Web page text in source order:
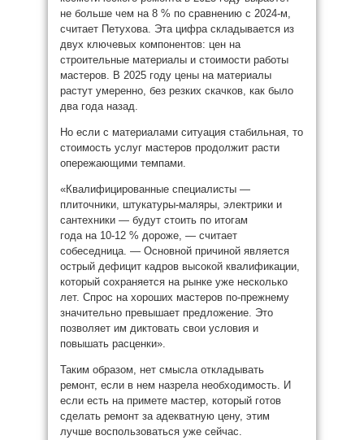
не больше чем на 8 % по сравнению с 2024-м,
считает Петухова. Эта цифра складывается из
двух ключевых компонентов: цен на
строительные материалы и стоимости работы
мастеров. В 2025 году цены на материалы
растут умеренно, без резких скачков, как было
два года назад.
Но если с материалами ситуация стабильная, то
стоимость услуг мастеров продолжит расти
опережающими темпами.
«Квалифицированные специалисты —
плиточники, штукатуры-маляры, электрики и
сантехники — будут стоить по итогам
года на 10-12 % дороже, — считает
собеседница. — Основной причиной является
острый дефицит кадров высокой квалификации,
который сохраняется на рынке уже несколько
лет. Спрос на хороших мастеров по-прежнему
значительно превышает предложение. Это
позволяет им диктовать свои условия и
повышать расценки».
Таким образом, нет смысла откладывать
ремонт, если в нем назрела необходимость. И
если есть на примете мастер, который готов
сделать ремонт за адекватную цену, этим
лучше воспользоваться уже сейчас.